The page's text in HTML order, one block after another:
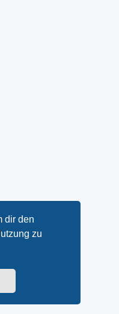
dir den
zu